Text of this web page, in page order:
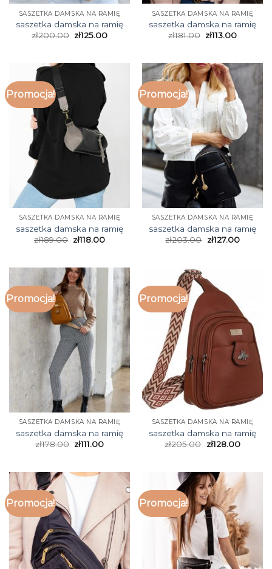
SASZETKA DAMSKA NA RAMIĘ
saszetka damska na ramię
zł200.00 zł125.00
SASZETKA DAMSKA NA RAMIĘ
saszetka damska na ramię
zł181.00 zł113.00
Promocja!
SASZETKA DAMSKA NA RAMIĘ
saszetka damska na ramię
zł189.00 zł118.00
Promocja!
SASZETKA DAMSKA NA RAMIĘ
saszetka damska na ramię
zł203.00 zł127.00
Promocja!
SASZETKA DAMSKA NA RAMIĘ
saszetka damska na ramię
zł178.00 zł111.00
Promocja!
SASZETKA DAMSKA NA RAMIĘ
saszetka damska na ramię
zł205.00 zł128.00
Promocja! Promocja!